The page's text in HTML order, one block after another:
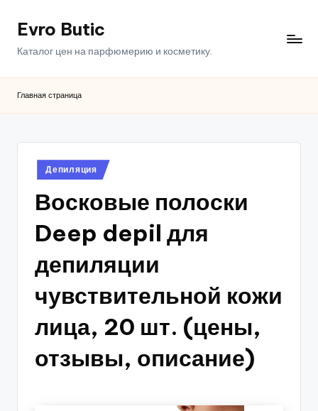
ПерейтиEvro Butic
Каталог цен на парфюмерию и косметику.
Главная страница
Опубликовано
в
Депиляция
Восковые полоски
Deep depil для
депиляции
чувствительной кожи
лица, 20 шт. (цены,
отзывы, описание)